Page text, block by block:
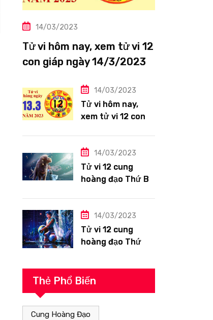
14/03/2023
Tử vi hôm nay, xem tử vi 12
con giáp ngày 14/3/2023:
sáng
14/03/2023
Tử vi hôm nay,
xem tử vi 12 con
Hợi công việc
siêng năng
14/03/2023
Tử vi 12 cung
hoàng đạo Thứ Ba
thuận lợi
14/03/2023
Tử vi 12 cung
hoàng đạo Thứ
13/3/2023: Bảo
Bình tài lộc tốt
Thẻ Phổ Biến
Cung Hoàng Đạo